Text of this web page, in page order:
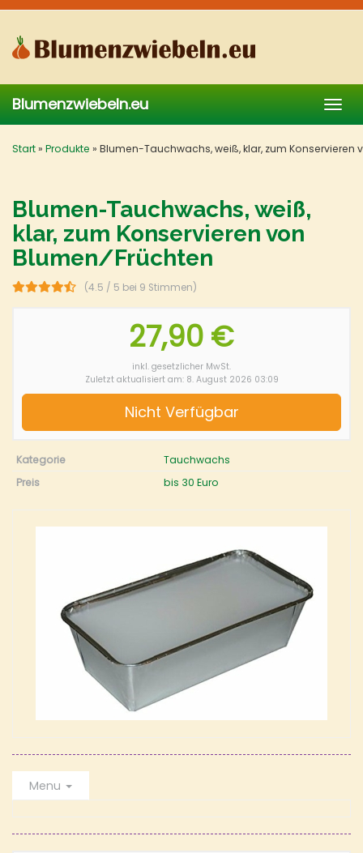
Skip
main
content
Blumenzwiebeln.eu
Start» Produkte » Blumen-Tauchwachs, weiß, klar, zum Konservieren
Blumen-Tauchwachs, weiß,
klar, zum Konservieren von
Blumen/Früchten
(4.5 / 5 bei 9 Stimmen)
27,90 €
inkl. gesetzlicher MwSt.
Zuletzt aktualisiert am: 8. August 2026 03:09
Nicht Verfügbar
Kategorie
Tauchwachs
Preis
bis 30 Euro
Menu